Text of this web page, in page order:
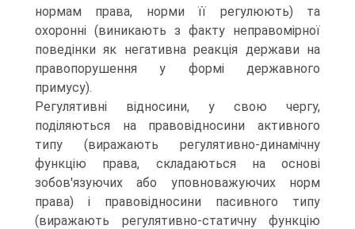
нормам права, норми її регулюють) та
охоронні (виникають з факту неправомірної
поведінки як негативна реакція держави на
правопорушення у формі державного
примусу).
Регулятивні відносини, у свою чергу,
поділяються на правовідносини активного
типу (виражають регулятивно-динамічну
функцію права, складаються на основі
зобов'язуючих або уповноважуючих норм
права) і правовідносини пасивного типу
(виражають регулятивно-статичну функцію